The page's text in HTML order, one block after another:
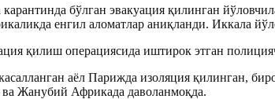
бўлган эвакуация қилинган
енгил аломатлар аниқланди. Иккала
қилиш операциясида иштирок этган
аёл Парижда изоляция қилинган,
Жанубий Африкада даволанмоқда.